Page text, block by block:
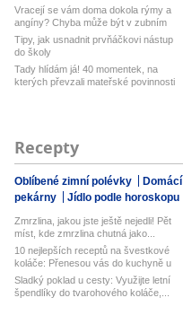
Vracejí se vám doma dokola rýmy a
angíny? Chyba může být v zubním
kart...
Tipy, jak usnadnit prvňáčkovi nástup
do školy
Tady hlídám já! 40 momentek, na
kterých převzali mateřské povinnosti
Recepty
Oblíbené zimní polévky
Domácí
pekárny
Jídlo podle horoskopu
Zmrzlina, jakou jste ještě nejedli! Pět
míst, kde zmrzlina chutná jako...
10 nejlepších receptů na švestkové
koláče: Přenesou vás do kuchyně u
b...
Sladký poklad u cesty: Využijte letní
špendlíky do tvarohového koláče,...